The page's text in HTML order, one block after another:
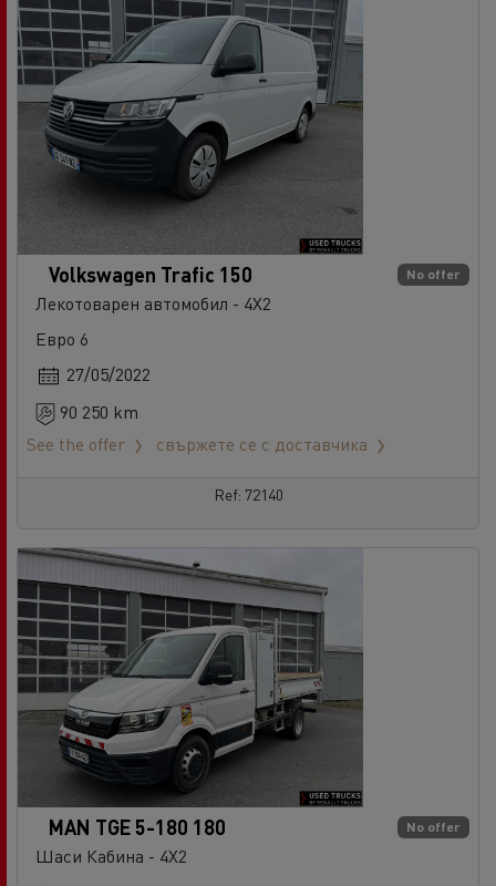
No offer
Volkswagen Trafic 150
Лекотоварен автомобил - 4X2
Евро 6
27/05/2022
90 250 km
See the offer
свържете се с доставчика
Ref: 72140
No offer
MAN TGE 5-180 180
Шаси Кабина - 4X2